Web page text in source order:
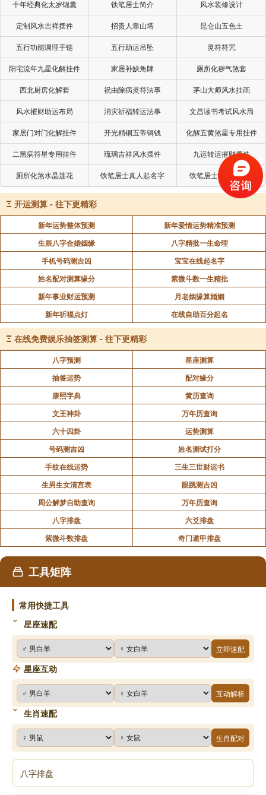
十年经典化太岁锦囊 铁笔居士简介 风水装修设计
定制风水吉祥摆件 招贵人靠山塔 昆仑山五色土
五行功能调理手链 五行助运吊坠 灵符符咒
阳宅流年九星化解挂件 家居补缺角牌 厕所化秽气煞套
西北厨房化解套 祝由除病灵符法事 茅山大师风水挂画
风水摧财助运布局 消灾祈福转运法事 文昌读书考试风水局
家居门对门化解挂件 开光精铜五帝铜钱 化解五黄煞星专用挂件
二黑病符星专用挂件 琉璃吉祥风水摆件 九运转运摧财摆件
厕所化煞水晶莲花 铁笔居士真人起名字 铁笔居士批命看风水
Ξ 开运测算 - 往下更精彩
新年运势整体预测
新年爱情运势精准预测
生辰八字合婚姻缘
八字精批一生命理
手机号码测吉凶
宝宝在线起名字
姓名配对测算缘分
紫微斗数一生精批
新年事业财运预测
月老姻缘算婚姻
新年祈福点灯
在线自助百分起名
Ξ 在线免费娱乐抽签测算 - 往下更精彩
八字预测
星座测算
抽签运势
配对缘分
康熙字典
黄历查询
文王神卦
万年历查询
六十四卦
运势测算
号码测吉凶
姓名测试打分
手纹在线运势
三生三世财运书
生男生女清宫表
眼跳测吉凶
周公解梦自助查询
万年历查询
八字排盘
六爻排盘
紫微斗数排盘
奇门遁甲排盘
工具矩阵
常用快捷工具
星座速配
立即速配
星座互动
互动解析
生肖速配
生肖配对
八字排盘